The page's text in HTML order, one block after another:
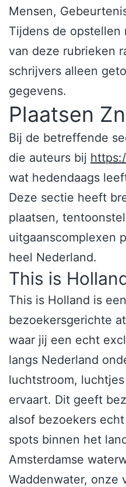
Mensen,
Tijdens de
van deze rubrieken
schrijvers alleen
gegevens.
Plaatsen
Bij de betreffende
die auteurs bij
wat hedendaags
Deze sectie heeft
plaatsen,
uitgaanscomplexen
heel Nederland.
This is
This is Holland is
bezoekersgerichte
waar jij een echt
langs Nederland
luchtstroom,
ervaart. Dit geeft
alsof bezoekers
spots binnen het
Amsterdamse
Waddenwater, onze